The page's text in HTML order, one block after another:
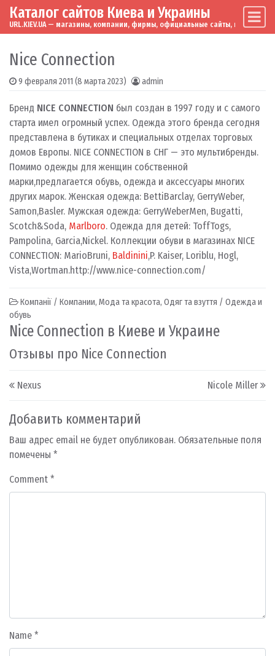
Skip to content
Main Navigation
Каталог сайтов Киева и Украины
URL.KIEV.UA — магазины, компании, фирмы, официальные сайты, мировые
Nice Connection
9 февраля 2011 (8 марта 2023) admin
Бренд NICE CONNECTION был создан в 1997 году и с самого
старта имел огромный успех. Одежда этого бренда сегодня
представлена в бутиках и специальных отделах торговых
домов Европы. NICE CONNECTION в СНГ — это мультибренды.
Помимо одежды для женщин собственной
марки,предлагается обувь, одежда и аксессуары многих
других марок. Женская одежда: BettiBarclay, GerryWeber,
Samon,Basler. Мужская одежда: GerryWeberMen, Bugatti,
Scotch&Soda, Marlboro. Одежда для детей: ToffTogs,
Pampolina, Garcia,Nickel. Коллекции обуви в магазинах NICE
CONNECTION: MarioBruni, Baldinini,P. Kaiser, Loriblu, Hogl,
Vista,Wortman.http://www.nice-connection.com/
Компанії / Компании, Мода та красота, Одяг та взуття / Одежда и
обувь
Nice Connection в Киеве и Украине
Отзывы про Nice Connection
Post navigation
Nexus Nicole Miller
Добавить комментарий
Ваш адрес email не будет опубликован. Обязательные поля
помечены *
Comment *
Name *